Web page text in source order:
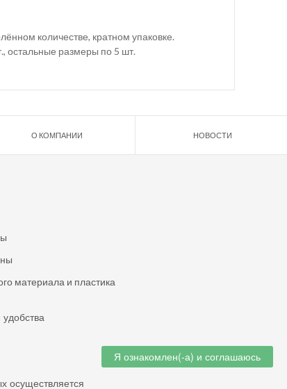
количестве, кратном упаковке.
остальные размеры по 5 шт.
О КОМПАНИИ НОВОСТИ
материала и пластика
осуществляется
Я ознакомлен(-а) и соглашаюсь